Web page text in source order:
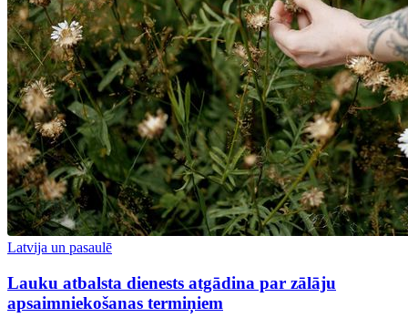
Latvija un pasaulē
Lauku atbalsta dienests atgādina par zālāju
apsaimniekošanas termiņiem